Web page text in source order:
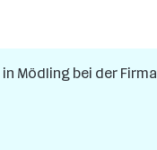
in Mödling bei der Firma